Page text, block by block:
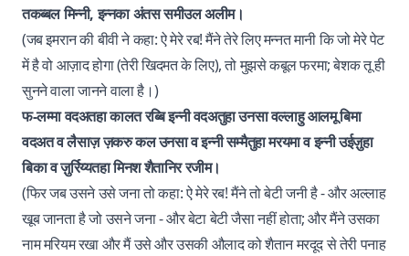
तकब्बल मिन्नी, इन्नका अंतस समीउल अलीम।
(जब इमरान की बीवी ने कहा: ऐ मेरे रब! मैंने तेरे लिए मन्नत मानी कि जो मेरे पेट
में है वो आज़ाद होगा (तेरी खिदमत के लिए), तो मुझसे कबूल फरमा; बेशक तू ही
सुनने वाला जानने वाला है।)
फ-लम्मा वदअतहा कालत रब्बि इन्नी वदअतुहा उनसा वल्लाहु आलमू बिमा
वदअत व लैसाज़ ज़करु कल उनसा व इन्नी सम्मैतुहा मरयमा व इन्नी उईज़ुहा
बिका व ज़ुर्रिय्यतहा मिनश शैतानिर रजीम।
(फिर जब उसने उसे जना तो कहा: ऐ मेरे रब! मैंने तो बेटी जनी है - और अल्लाह
खूब जानता है जो उसने जना - और बेटा बेटी जैसा नहीं होता; और मैंने उसका
नाम मरियम रखा और मैं उसे और उसकी औलाद को शैतान मरदूद से तेरी पनाह